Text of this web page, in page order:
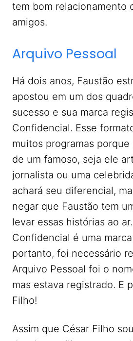
tem bom relacionamento
amigos.
Arquivo Pessoal
Há dois anos, Faustão
apostou em um dos
sucesso e sua marca
Confidencial. Esse
muitos programas
de um famoso, seja ele
jornalista ou uma
achará seu diferencial,
negar que Faustão tem
levar essas histórias ao
Confidencial é uma
portanto, foi necessário
Arquivo Pessoal foi o
mas estava registrado. E
Filho!
Assim que César Filho